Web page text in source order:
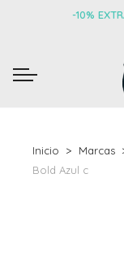
-10%
Inicio Marcas
Bold Azul c